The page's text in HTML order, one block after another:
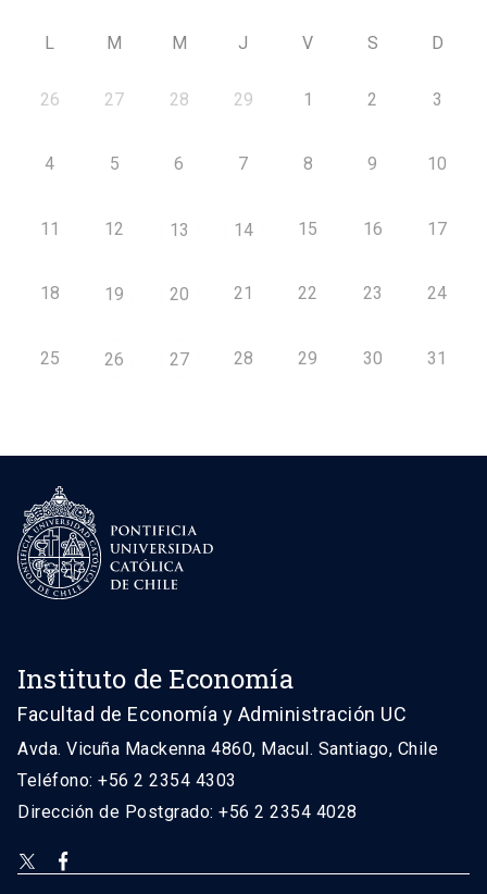
L M M J V S D
26 27 28 29 1 2 3
4 5 6 7 8 9 10
11 12 13 14 15 16 17
18 19 20 21 22 23 24
25 26 27 28 29 30 31
Instituto de Economía
Facultad de Economía y Administración UC
Avda. Vicuña Mackenna 4860, Macul. Santiago, Chile
Teléfono: +56 2 2354 4303
Dirección de Postgrado: +56 2 2354 4028